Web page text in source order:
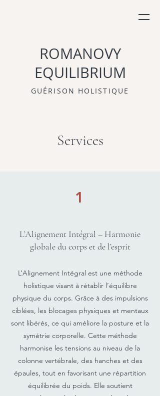
ROMANOVY
EQUILIBRIUM
GUÉRISON HOLISTIQUE
Services
1
L’Alignement Intégral – Harmonie
globale du corps et de l’esprit
L’Alignement Intégral est une méthode
holistique visant à rétablir l’équilibre
physique du corps. Grâce à des impulsions
ciblées, les blocages physiques et mentaux
sont libérés, ce qui améliore la posture et la
symétrie corporelle. Cette méthode
harmonise les tensions au niveau de la
colonne vertébrale, des hanches et des
épaules, tout en favorisant une répartition
équilibrée du poids. Elle soutient